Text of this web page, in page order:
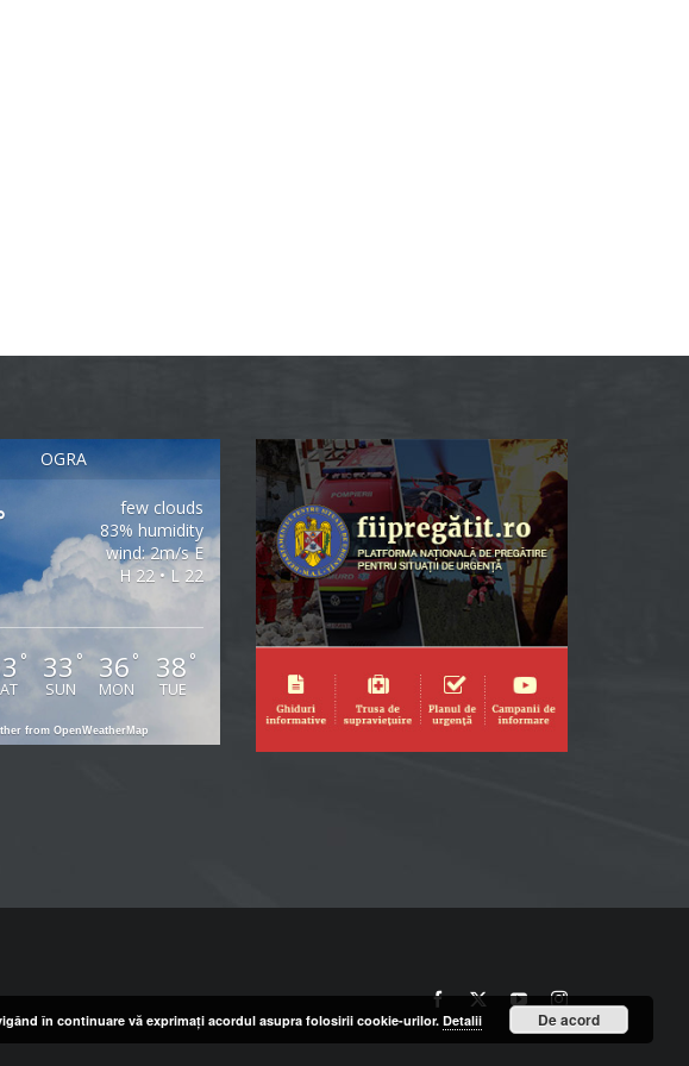
OGRA
few clouds
83% humidity
wind: 2m/s E
H 22 • L 22
° 33 °
SUN
36 °
MON
38 °
TUE
from OpenWeatherMap
Facebook
X YouTubeInstagram
în continuare vă exprimaţi acordul asupra folosirii cookie-urilor. Detalii De acord